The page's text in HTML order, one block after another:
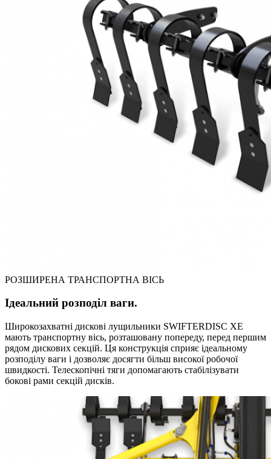
РОЗШИРЕНА ТРАНСПОРТНА ВІСЬ
Iдеальний розподіл ваги.
Широкозахватні дискові лущильники SWIFTERDISC XE
мають транспортну вісь, розташовану попереду, перед першим
рядом дискових секцій. Ця конструкція сприяє ідеальному
розподілу ваги і дозволяє досягти більш високої робочої
швидкості. Телескопічні тяги допомагають стабілізувати
бокові рами секцій дисків.